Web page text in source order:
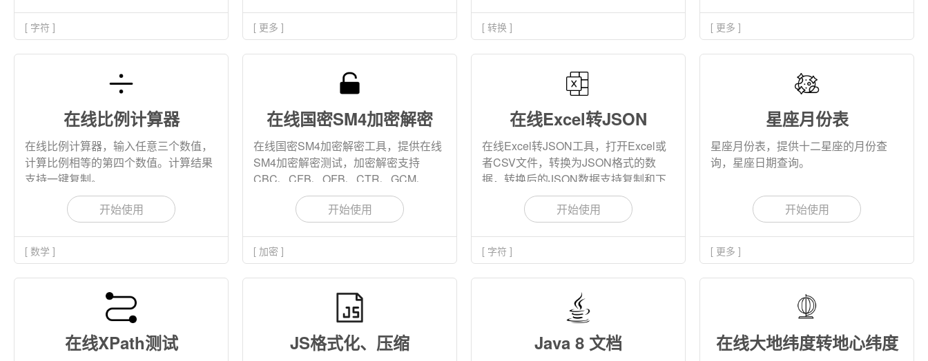
[ 字符 ] [ 更多 ] [ 转换 ] [ 更多 ]
在线比例计算器
在线比例计算器，输入任意三个数值，
计算比例相等的第四个数值。计算结果
支持一键复制。
开始使用
[ 数学 ]
在线国密SM4加密解密
在线国密SM4加密解密工具，提供在线
SM4加密解密测试，加密解密支持
CBC、CFB、OFB、CTR、GCM、
ECB六种加密模式，输入输出支持
hex,string,base64三种格式。
开始使用
[ 加密 ]
在线Excel转JSON
在线Excel转JSON工具，打开Excel或
者CSV文件，转换为JSON格式的数
据，转换后的JSON数据支持复制和下
开始使用
[ 字符 ]
星座月份表
星座月份表，提供十二星座的月份查
询，星座日期查询。
开始使用
[ 更多 ]
在线XPath测试 JS格式化、压缩 Java 8 文档 在线大地纬度转地心纬度